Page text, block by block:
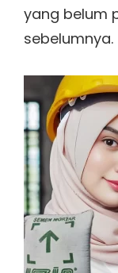
yang belum
sebelumnya.